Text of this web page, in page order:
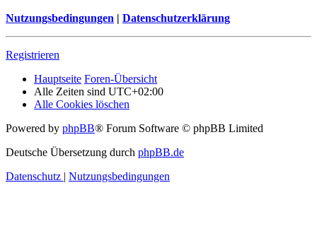
Nutzungsbedingungen | Datenschutzerklärung
Registrieren
Hauptseite Foren-Übersicht
Alle Zeiten sind UTC+02:00
Alle Cookies löschen
Powered by phpBB® Forum Software © phpBB Limited
Deutsche Übersetzung durch phpBB.de
Datenschutz | Nutzungsbedingungen